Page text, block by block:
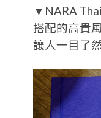
▼NARA
搭配的高貴
讓人一目了